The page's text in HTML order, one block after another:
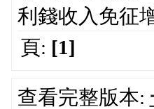
利錢收入免征
頁: [1]
查看完整版本: